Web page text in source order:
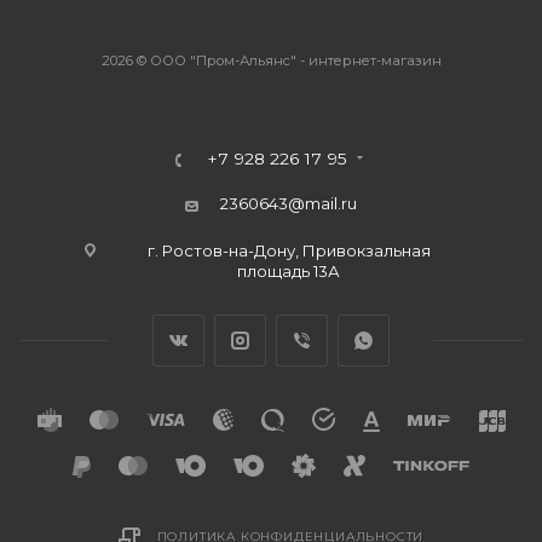
2026 © ООО "Пром-Альянс" - интернет-магазин
+7 928 226 17 95
2360643@mail.ru
г. Ростов-на-Дону, Привокзальная
площадь 13А
ПОЛИТИКА КОНФИДЕНЦИАЛЬНОСТИ